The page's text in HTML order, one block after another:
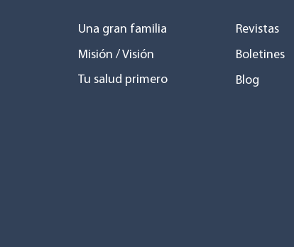
Una gran familia
Misión / Visión
Tu salud primero
Revistas
Boletines
Blog